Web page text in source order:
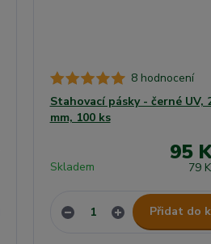
8 hodnocení
Stahovací pásky - černé UV,
mm, 100 ks
95
79
Skladem
Přidat do